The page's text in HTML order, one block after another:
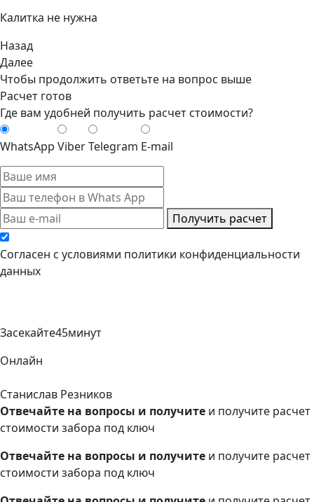
Калитка не нужна
Назад
Далее
Чтобы продолжить ответьте на вопрос выше
Расчет готов
Где вам удобней получить расчет стоимости?
WhatsApp ViberTelegram E-mail
Получить расчет
Cогласен с условиями политики конфиденциальности
данных
Засекайте45минут
Онлайн
Станислав Резников
Отвечайте на вопросы и получите и получите расчет
стоимости забора под ключ
Отвечайте на вопросы и получите и получите расчет
стоимости забора под ключ